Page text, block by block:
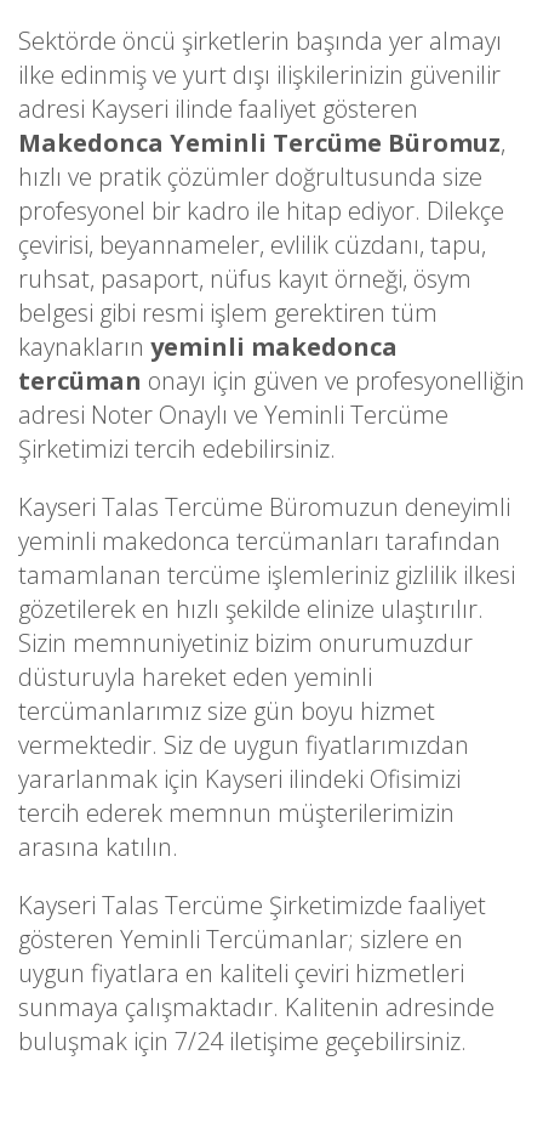
Sektörde öncü şirketlerin başında yer almayı
ilke edinmiş ve yurt dışı ilişkilerinizin güvenilir
adresi Kayseri ilinde faaliyet gösteren
Makedonca Yeminli Tercüme Büromuz,
hızlı ve pratik çözümler doğrultusunda size
profesyonel bir kadro ile hitap ediyor. Dilekçe
çevirisi, beyannameler, evlilik cüzdanı, tapu,
ruhsat, pasaport, nüfus kayıt örneği, ösym
belgesi gibi resmi işlem gerektiren tüm
kaynakların yeminli makedonca
tercüman onayı için güven ve profesyonelliğin
adresi Noter Onaylı ve Yeminli Tercüme
Şirketimizi tercih edebilirsiniz.
Kayseri Talas Tercüme Büromuzun deneyimli
yeminli makedonca tercümanları tarafından
tamamlanan tercüme işlemleriniz gizlilik ilkesi
gözetilerek en hızlı şekilde elinize ulaştırılır.
Sizin memnuniyetiniz bizim onurumuzdur
düsturuyla hareket eden yeminli
tercümanlarımız size gün boyu hizmet
vermektedir. Siz de uygun fiyatlarımızdan
yararlanmak için Kayseri ilindeki Ofisimizi
tercih ederek memnun müşterilerimizin
arasına katılın.
Kayseri Talas Tercüme Şirketimizde faaliyet
gösteren Yeminli Tercümanlar; sizlere en
uygun fiyatlara en kaliteli çeviri hizmetleri
sunmaya çalışmaktadır. Kalitenin adresinde
buluşmak için 7/24 iletişime geçebilirsiniz.